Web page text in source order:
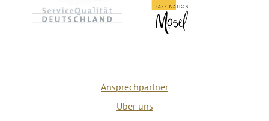
Ansprechpartner
Über uns